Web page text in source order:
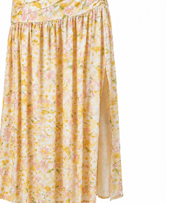
XL L S M
ΠΡΟΣΘΉΚΗ ΣΤΟ ΚΑΛΆΘΙ →